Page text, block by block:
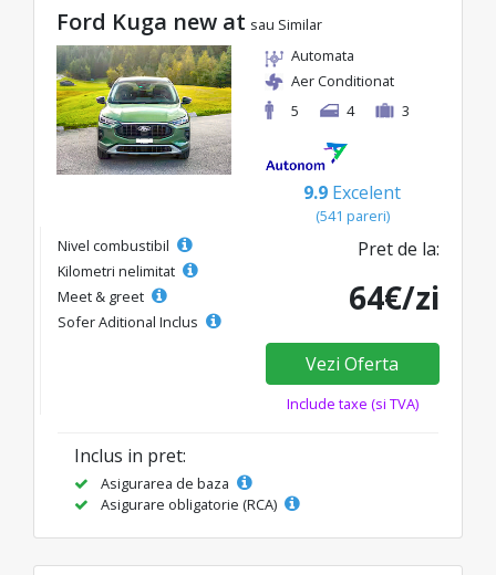
Ford Kuga new at sau Similar
Automata
Aer Conditionat
5
4 3
9.9 Excelent
(541 pareri)
Nivel combustibil
Kilometri nelimitat
Meet & greet
Sofer Aditional Inclus
Pret de la:
64€/zi
Vezi Oferta
Include taxe (si TVA)
Inclus in pret:
Asigurarea de baza
Asigurare obligatorie (RCA)